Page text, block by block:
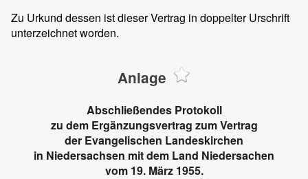
Zu Urkund dessen ist dieser Vertrag in doppelter Urschrift
unterzeichnet worden.
Anlage
Abschließendes Protokoll
zu dem Ergänzungsvertrag zum Vertrag
der Evangelischen Landeskirchen
in Niedersachsen mit dem Land Niedersachen
vom 19. März 1955.